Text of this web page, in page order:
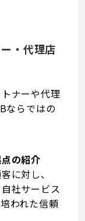
・代理店
ナーや代理
ならではの
の紹介
に対し、
社サービス
われた信頼